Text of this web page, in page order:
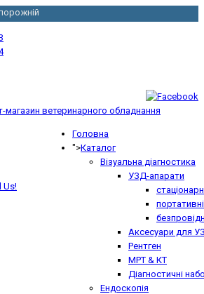
Головна
">Каталог
Візуальна діагностика
УЗД-апарати
портативні
Аксесуари для
Рентген
МРТ & КТ
Діагностичні
Ендоскопія